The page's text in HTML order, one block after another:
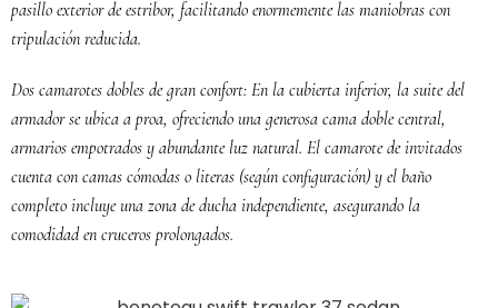
pasillo exterior de estribor, facilitando enormemente las maniobras con
tripulación reducida.
Dos camarotes dobles de gran confort: En la cubierta inferior, la suite del
armador se ubica a proa, ofreciendo una generosa cama doble central,
armarios empotrados y abundante luz natural. El camarote de invitados
cuenta con camas cómodas o literas (según configuración) y el baño
completo incluye una zona de ducha independiente, asegurando la
comodidad en cruceros prolongados.